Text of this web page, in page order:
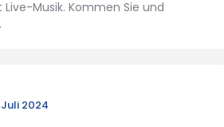
Musik. Kommen Sie und
Juli 2024